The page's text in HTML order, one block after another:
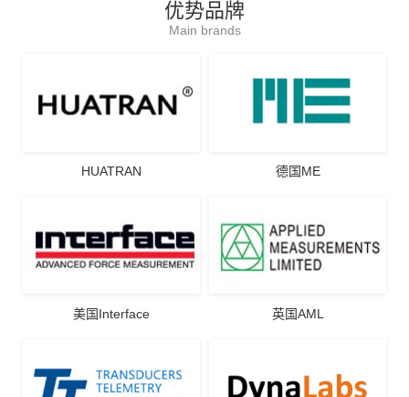
优势品牌
Main brands
HUATRAN 德国ME
美国Interface 英国AML